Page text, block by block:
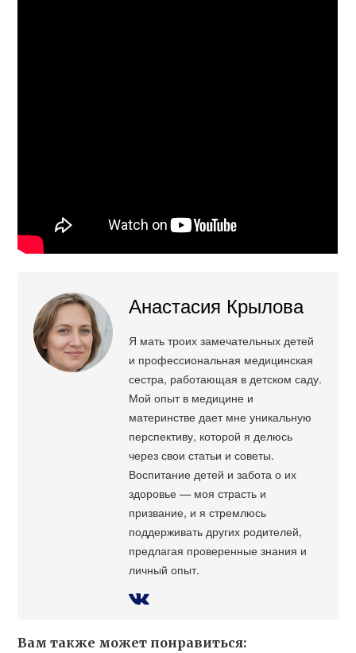
Анастасия Крылова
Я мать троих замечательных детей
и профессиональная медицинская
сестра, работающая в детском саду.
Мой опыт в медицине и
материнстве дает мне уникальную
перспективу, которой я делюсь
через свои статьи и советы.
Воспитание детей и забота о их
здоровье — моя страсть и
призвание, и я стремлюсь
поддерживать других родителей,
предлагая проверенные знания и
личный опыт.
Вам также может понравиться: